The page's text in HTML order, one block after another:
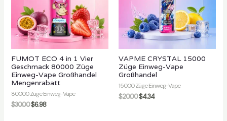
FUMOT ECO 4 in 1 Vier
Geschmack 80000 Züge
Einweg-Vape Großhandel
Mengenrabatt
80000 Züge Einweg-Vape
$30.00$6.98
VAPME CRYSTAL 15000
Züge Einweg-Vape
Großhandel
15000 Züge Einweg-Vape
$20.00$4.34